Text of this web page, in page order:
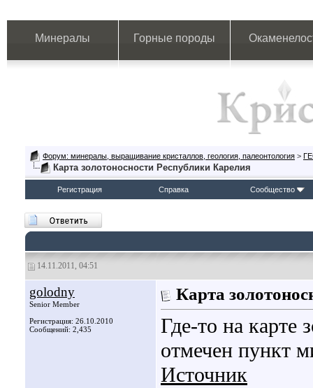
Минералы Горные породы
Форум: минералы, выращивание кристаллов, геология, палеонтология >
Карта золотоносности Республики Карелия
Регистрация Справка Сообщество
14.11.2011, 04:51
golodny
Senior Member
Регистрация: 26.10.2010
Сообщений: 2,435
Карта
Где-то на карте
отмечен пункт
Источник